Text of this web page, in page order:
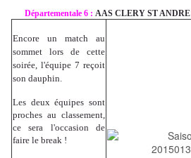
Départementale 6 : AAS CLERY ST ANDRE
Encore un match au
sommet lors de cette
soirée, l'équipe 7 reçoit
son dauphin.
Les deux équipes sont
proches au classement,
ce sera l'occasion de
faire le break !